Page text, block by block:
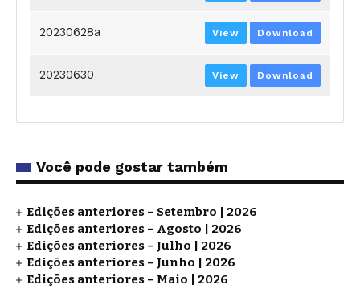
20230628a View Download
20230630 View Download
Você pode gostar também
Edições anteriores – Setembro | 2026
Edições anteriores – Agosto | 2026
Edições anteriores – Julho | 2026
Edições anteriores – Junho | 2026
Edições anteriores – Maio | 2026